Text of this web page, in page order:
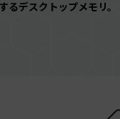
るデスクトップメモリ。